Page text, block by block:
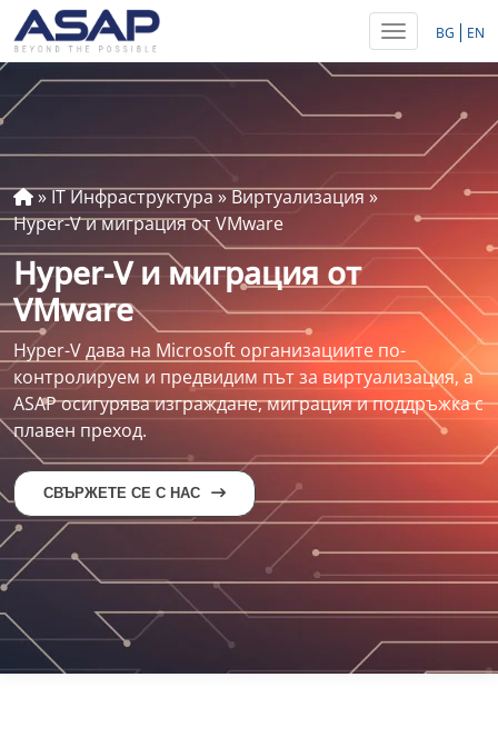
Toggle
BG EN
»IT Инфраструктура»Виртуализация»
Hyper-V и миграция от VMware
Hyper-V и миграция от
VMware
Hyper-V дава на Microsoft организациите по-
контролируем и предвидим път за виртуализация, а
ASAP осигурява изграждане, миграция и поддръжка с
плавен преход.
СВЪРЖЕТЕ СЕ С НАС